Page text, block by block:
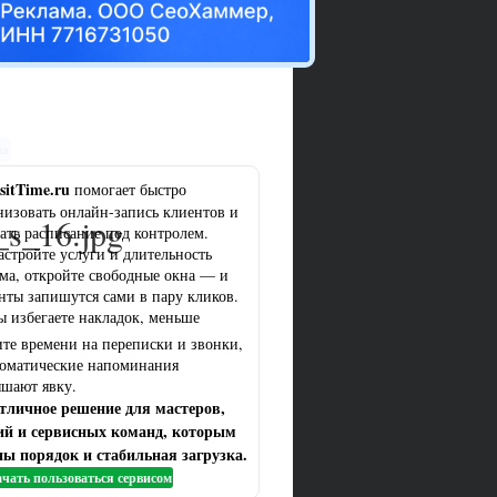
помогает быстро
онлайн-запись клиентов и
расписание под контролем.
услуги и длительность
откройте свободные окна — и
запишутся сами в пару кликов.
избегаете накладок, меньше
времени на переписки и звонки,
напоминания
явку.
решение для мастеров,
и сервисных команд, которым
порядок и стабильная загрузка.
пользоваться сервисом